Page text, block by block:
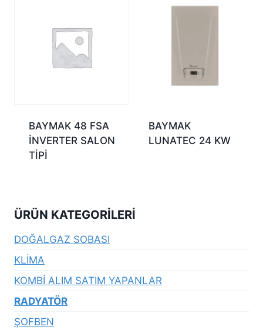
BAYMAK 48 FSA
İNVERTER SALON
TİPİ
BAYMAK
LUNATEC 24 KW
ÜRÜN KATEGORILERI
DOĞALGAZ SOBASI
KLİMA
KOMBİ ALIM SATIM YAPANLAR
RADYATÖR
ŞOFBEN